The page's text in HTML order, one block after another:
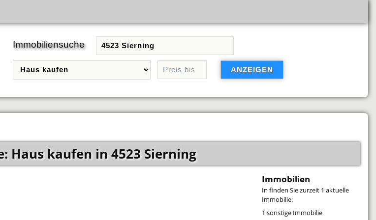
Immobiliensuche
Haus kaufen in 4523 Sierning
Immobilien
In finden Sie zurzeit 1 aktuelle
Immobilie:
1 sonstige Immobilie